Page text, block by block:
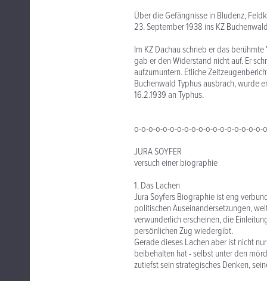
Über die Gefängnisse in Bludenz,
23. September 1938 ins KZ
Im KZ Dachau schrieb er das
gab er den Widerstand nicht auf. Er
aufzumuntern. Etliche
Buchenwald Typhus ausbrach, wurde
16.2.1939 an Typhus.
o-o-o-o-o-o-o-o-o-o-o-o-o-o-o-o-o-o-
JURA SOYFER
versuch einer biographie
1. Das Lachen
Jura Soyfers Biographie ist eng
politischen Auseinandersetzungen,
verwunderlich erscheinen, die
persönlichen Zug wiedergibt.
Gerade dieses Lachen aber ist nicht
beibehalten hat - selbst unter den
zutiefst sein strategisches Denken,